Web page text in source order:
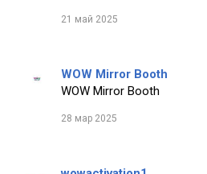
21 май 2025
WOW Mirror Booth
WOW Mirror Booth
28 мар 2025